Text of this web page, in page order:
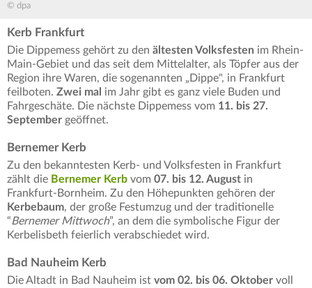
© dpa
Kerb Frankfurt
Die Dippemess gehört zu den ältesten Volksfesten im Rhein-
Main-Gebiet und das seit dem Mittelalter, als Töpfer aus der
Region ihre Waren, die sogenannten „Dippe", in Frankfurt
feilboten. Zwei mal im Jahr gibt es ganz viele Buden und
Fahrgeschäte. Die nächste Dippemess vom 11. bis 27.
September geöffnet.
Bernemer Kerb
Zu den bekanntesten Kerb- und Volksfesten in Frankfurt
zählt die Bernemer Kerb vom 07. bis 12. August in
Frankfurt-Bornheim. Zu den Höhepunkten gehören der
Kerbebaum, der große Festumzug und der traditionelle
“Bernemer Mittwoch”, an dem die symbolische Figur der
Kerbelisbeth feierlich verabschiedet wird.
Bad Nauheim Kerb
Die Altadt in Bad Nauheim ist vom 02. bis 06. Oktober voll